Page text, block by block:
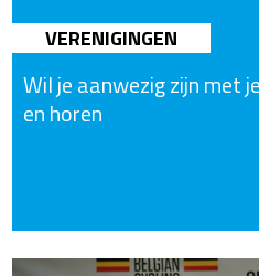
VERENIGINGEN
Wil je aanwezig zijn met
en horen